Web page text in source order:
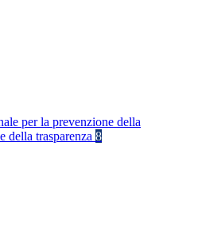
per la prevenzione della
della trasparenza 8